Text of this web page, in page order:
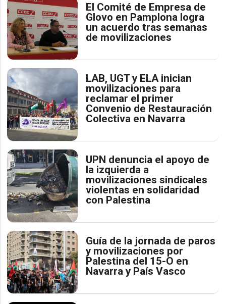
El Comité de Empresa de
Glovo en Pamplona logra
un acuerdo tras semanas
de movilizaciones
LAB, UGT y ELA inician
movilizaciones para
reclamar el primer
Convenio de Restauración
Colectiva en Navarra
UPN denuncia el apoyo de
la izquierda a
movilizaciones sindicales
violentas en solidaridad
con Palestina
Guía de la jornada de paros
y movilizaciones por
Palestina del 15-O en
Navarra y País Vasco